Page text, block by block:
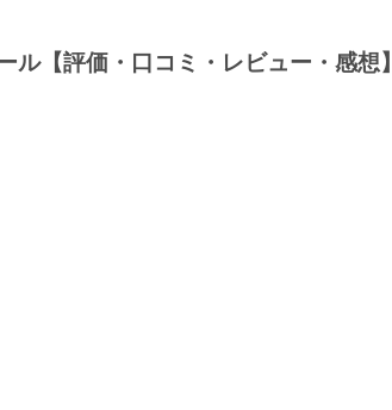
【評価・口コミ・レビュー・感想】